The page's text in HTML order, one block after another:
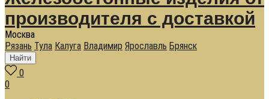
Москва
Рязань Тула Калуга Владимир Ярославль Брянск
Найти
0
0